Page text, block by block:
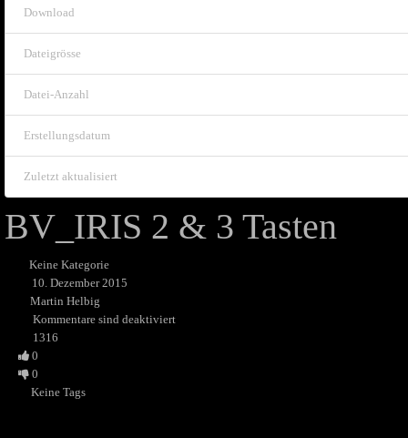
Download
Dateigrösse
Datei-Anzahl
Erstellungsdatum
Zuletzt aktualisiert
BV_IRIS 2 & 3 Tasten
Keine Kategorie
10. Dezember 2015
Martin Helbig
Kommentare sind deaktiviert
1316
0
0
Keine Tags